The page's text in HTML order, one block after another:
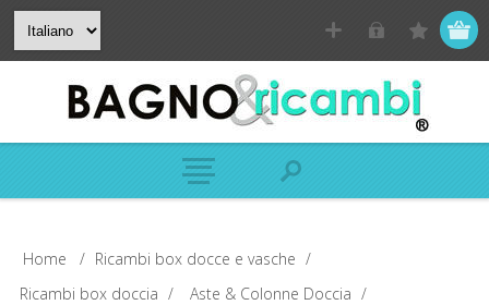
Home / Ricambi box docce e vasche /
Ricambi box doccia / Aste & Colonne Doccia /